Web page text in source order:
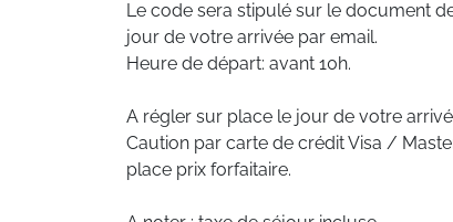
Le code sera stipulé sur le document
jour de votre arrivée par email.
Heure de départ: avant 10h.
A régler sur place le jour de votre
Caution par carte de crédit Visa /
place prix forfaitaire.